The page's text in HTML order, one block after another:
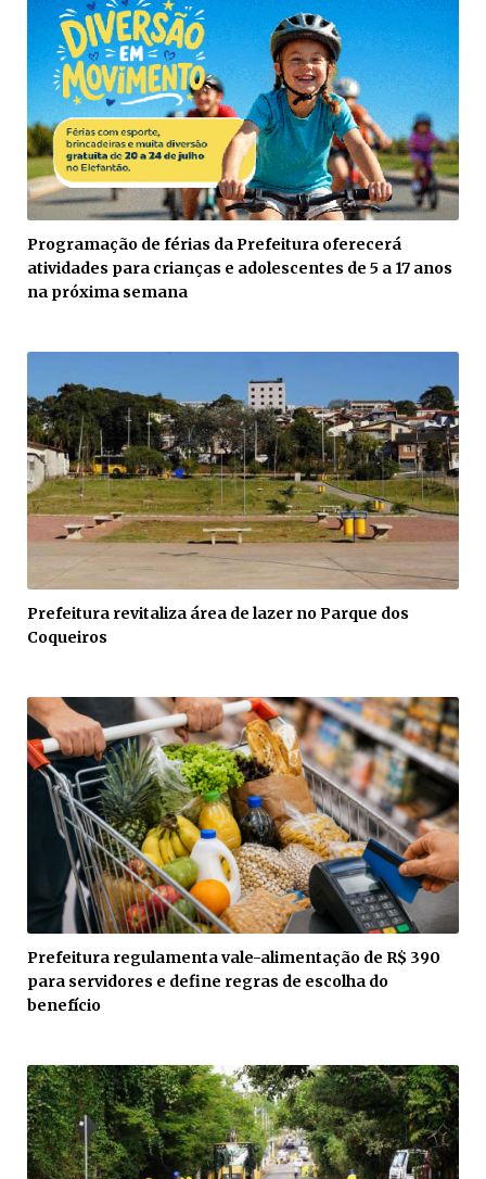
Programação de férias da Prefeitura oferecerá
atividades para crianças e adolescentes de 5 a 17 anos
na próxima semana
Prefeitura revitaliza área de lazer no Parque dos
Coqueiros
Prefeitura regulamenta vale-alimentação de R$ 390
para servidores e define regras de escolha do
benefício